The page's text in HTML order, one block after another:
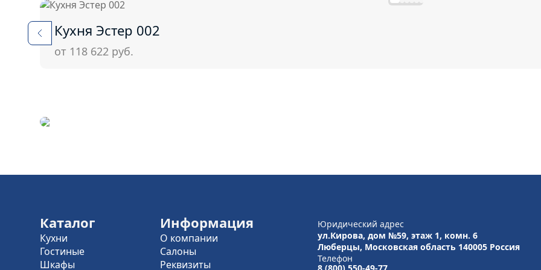
Кухня Эстер 002
от 118 622 руб.
Каталог
Кухни
Гостиные
Шкафы
Информация
О компании
Салоны
Реквизиты
Юридический адрес
ул.Кирова, дом №59, этаж 1, комн. 6
Люберцы, Московская область 140005 Россия
Телефон